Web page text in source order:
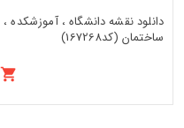
دانلود نقشه دانشگاه ،
ساختمان (کد167268)